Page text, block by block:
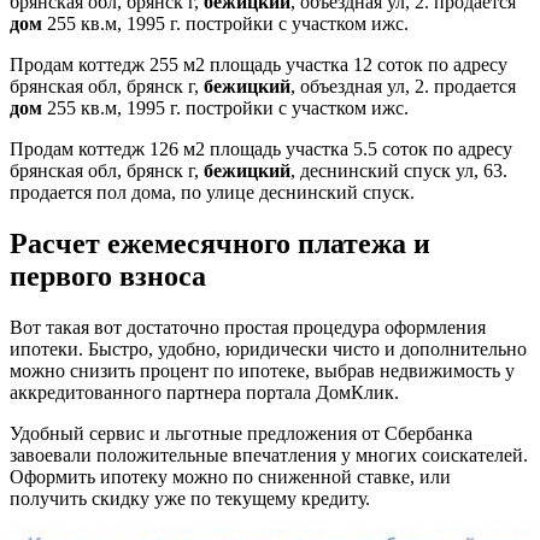
дом 255 кв.м, 1995 г. постройки с участком ижс.
Продам коттедж 255 м2 площадь участка 12 соток по адресу
брянская обл, брянск г, бежицкий, объездная ул, 2. продается
дом 255 кв.м, 1995 г. постройки с участком ижс.
Продам коттедж 126 м2 площадь участка 5.5 соток по адресу
брянская обл, брянск г, бежицкий, деснинский спуск ул, 63.
продается пол дома, по улице деснинский спуск.
Расчет ежемесячного платежа и
первого взноса
Вот такая вот достаточно простая процедура оформления
ипотеки. Быстро, удобно, юридически чисто и дополнительно
можно снизить процент по ипотеке, выбрав недвижимость у
аккредитованного партнера портала ДомКлик.
Удобный сервис и льготные предложения от Сбербанка
завоевали положительные впечатления у многих соискателей.
Оформить ипотеку можно по сниженной ставке, или
получить скидку уже по текущему кредиту.